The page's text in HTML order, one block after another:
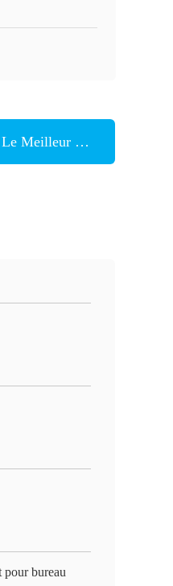
Meilleur Prix
bureau